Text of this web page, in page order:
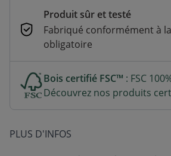
Produit sûr et testé
Fabriqué conformément à
obligatoire
Bois certifié FSC™ : FSC
Découvrez nos produits
PLUS D'INFOS